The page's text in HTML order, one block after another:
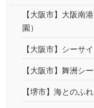
【大阪市】大阪南
園）
【大阪市】シーサ
【大阪市】舞洲シ
【堺市】海とのふ